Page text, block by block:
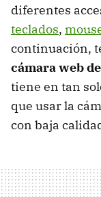
diferentes
teclados,
continuación,
cámara web
tiene en tan
que usar la
con baja